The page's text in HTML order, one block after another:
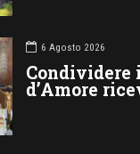
6 Agosto 2026
Condividere
d’Amore